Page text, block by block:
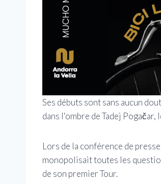
Ses débuts sont sans aucun
dans l'ombre de Tadej
Lors de la conférence de
monopolisait toutes les
de son premier Tour.